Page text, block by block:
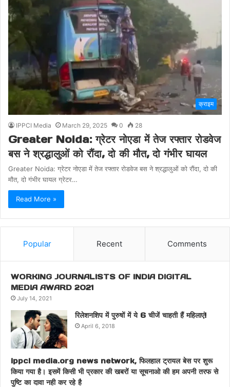
क्राइम
IPPCI Media March 29, 2025 0 28
Greater Noida: ग्रेटर नोएडा में तेज रफ्तार रोडवेज
बस ने श्रद्धालुओं को रौंदा, दो की मौत, दो गंभीर घायल
Greater Noida: ग्रेटर नोएडा में तेज रफ्तार रोडवेज बस ने श्रद्धालुओं को रौंदा, दो की
मौत, दो गंभीर घायल ग्रेटर…
Read More »
Popular Recent Comments
WORKING JOURNALISTS OF INDIA DIGITAL
MEDIA AWARD 2021
July 14, 2021
रिलेशनशिप में पुरुषों में ये 6 चीजें चाहती हैं महिलाएं!
April 6, 2018
ippci media.org news network, फिलहाल ट्रायल बेस पर शुरू
किया गया है। इसमें किसी भी प्रकार की खबरों या सूचनाओ की हम अपनी तरफ से
पुष्टि का दावा नही कर रहे है